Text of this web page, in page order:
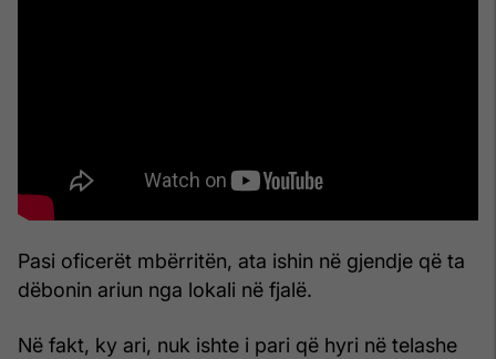
Pasi oficerët mbërritën, ata ishin në gjendje që ta
dëbonin ariun nga lokali në fjalë.
Në fakt, ky ari, nuk ishte i pari që hyri në telashe